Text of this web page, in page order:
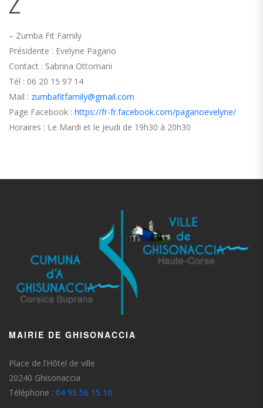
– Zumba Fit Family
Présidente : Evelyne Pagano
Contact : Sabrina Ottomani
Tél : 06 20 15 97 14
Mail : zumbafitfamily@gmail.com
Page Facebook : https://fr-fr.facebook.com/paganoevelyne/
Horaires : Le Mardi et le Jeudi de 19h30 à 20h30
MAIRIE DE GHISONACCIA
Place de l’Hôtel de ville
20240 Ghisonaccia
Téléphone : 04 95 56 15 10